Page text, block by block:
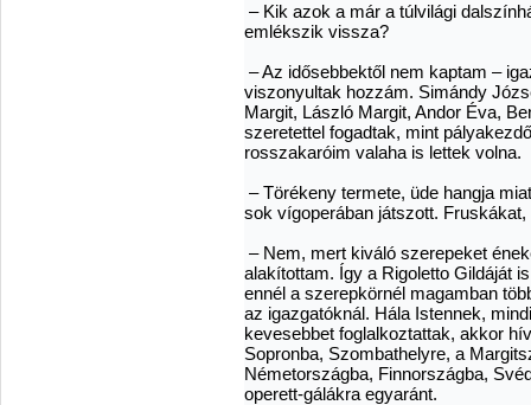
– Kik azok a már a túlvilági
emlékszik vissza?
– Az idősebbektől nem kaptam –
viszonyultak hozzám. Simándy
Margit, László Margit, Andor Éva,
szeretettel fogadtak, mint
rosszakaróim valaha is lettek volna.
– Törékeny termete, üde hangja
sok vígoperában játszott.
– Nem, mert kiváló szerepeket
alakítottam. Így a Rigoletto Gildáját
ennél a szerepkörnél magamban
az igazgatóknál. Hála Istennek,
kevesebbet foglalkoztattak, akkor
Sopronba, Szombathelyre, a
Németországba, Finnországba,
operett-gálákra egyaránt.